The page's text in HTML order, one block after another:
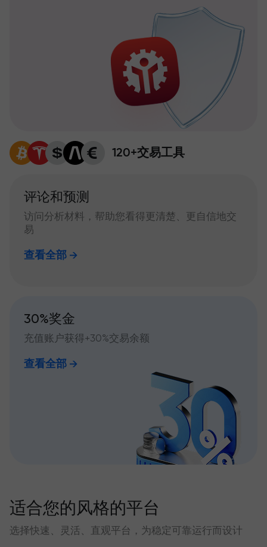
120+交易工具
评论和预测
访问分析材料，帮助您看得更清楚、更自信地交
易
查看全部
30%奖金
充值账户获得+30%交易余额
查看全部
适合您的风格的平台
选择快速、灵活、直观平台，为稳定可靠运行而设计